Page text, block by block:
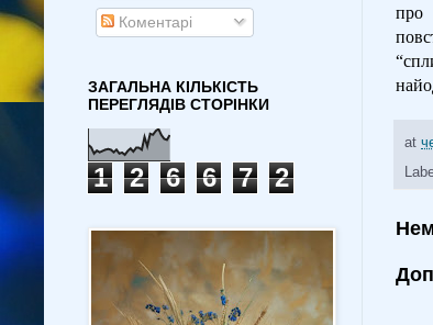
про
at
Коментарі
ЗАГАЛЬНА КІЛЬКІСТЬ
ПЕРЕГЛЯДІВ СТОРІНКИ
1 2 6 6 7 2